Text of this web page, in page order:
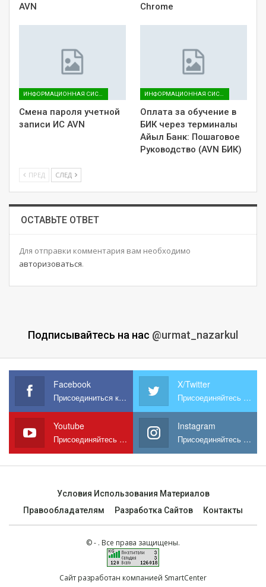
AVN
Chrome
Смена пароля учетной
записи ИС AVN
Оплата за обучение в
БИК через терминалы
Айыл Банк: Пошаговое
Руководство (AVN БИК)
ПРЕД СЛЕД
ОСТАВЬТЕ ОТВЕТ
Для отправки комментария вам необходимо
авторизоваться.
Подписывайтесь на нас @urmat_nazarkul
Facebook
Присоединиться к нам на Facebook
X/Twitter
Присоединяйтесь к нам в X
Youtube
Присоединяйтесь к нам на YouTube
Instagram
Присоединяйтесь к нам в Instagram
Условия Использования Материалов
Правообладателям
Разработка Сайтов Контакты
© - . Все права защищены.
Сайт разработан компанией SmartCenter